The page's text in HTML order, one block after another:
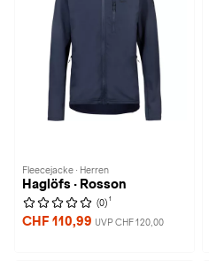
Fleecejacke · Herren
Haglöfs · Rosson
(0) 1
CHF 110,99 UVP CHF 120,00